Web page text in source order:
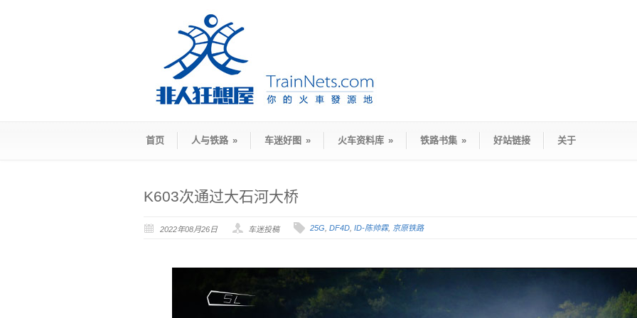
首页 人与铁路 » 车迷好图 » 火车资料库 » 铁路书集 » 好站链接 关于
K603次通过大石河大桥
2022年08月26日 车迷投稿 25G DF4D ID-陈帅霖, 京原铁路